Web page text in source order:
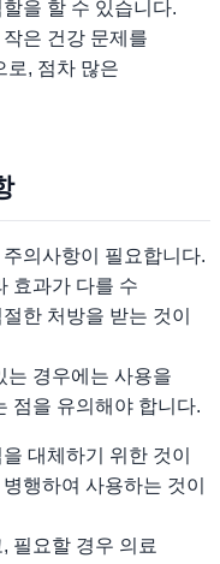
을 할 수 있습니다.
은 건강 문제를
로, 점차 많은
의사항이 필요합니다.
효과가 다를 수
한 처방을 받는 것이
는 경우에는 사용을
점을 유의해야 합니다.
대체하기 위한 것이
행하여 사용하는 것이
필요할 경우 의료